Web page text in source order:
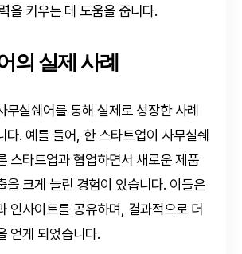
을 키우는 데 도움을 줍니다.
의 실제 사례
무실쉐어를 통해 실제로 성장한 사례
다. 예를 들어, 한 스타트업이 사무실쉐
스타트업과 협업하면서 새로운 제품
을 크게 늘린 경험이 있습니다. 이들은
인사이트를 공유하며, 결과적으로 더
얻게 되었습니다.